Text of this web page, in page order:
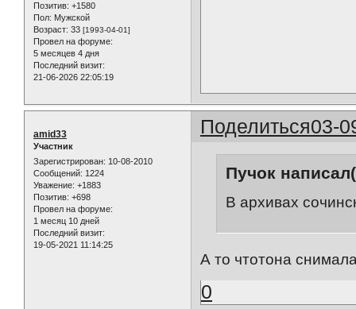
Позитив: +1580
Пол: Мужской
Возраст: 33 [1993-04-01]
Провел на форуме:
5 месяцев 4 дня
Последний визит:
21-06-2026 22:05:19
Поделиться03-
amid33
Участник
Зарегистрирован: 10-08-2010
Сообщений: 1224
Уважение: +1883
Позитив: +698
Провел на форуме:
1 месяц 10 дней
Последний визит:
19-05-2021 11:14:25
Пучок
В архивах
А то чтотона
0